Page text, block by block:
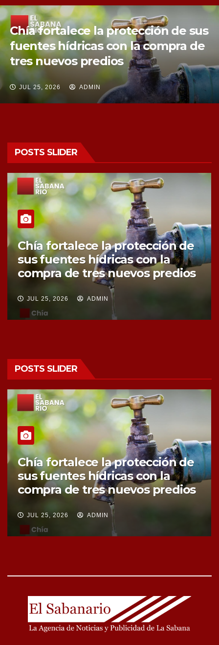
Chía fortalece la protección de sus
fuentes hídricas con la compra de
tres nuevos predios
JUL 25, 2026 ADMIN
POSTS SLIDER
Chía fortalece la protección de
sus fuentes hídricas con la
compra de tres nuevos predios
JUL 25, 2026 ADMIN
POSTS SLIDER
Chía fortalece la protección de
sus fuentes hídricas con la
compra de tres nuevos predios
JUL 25, 2026 ADMIN